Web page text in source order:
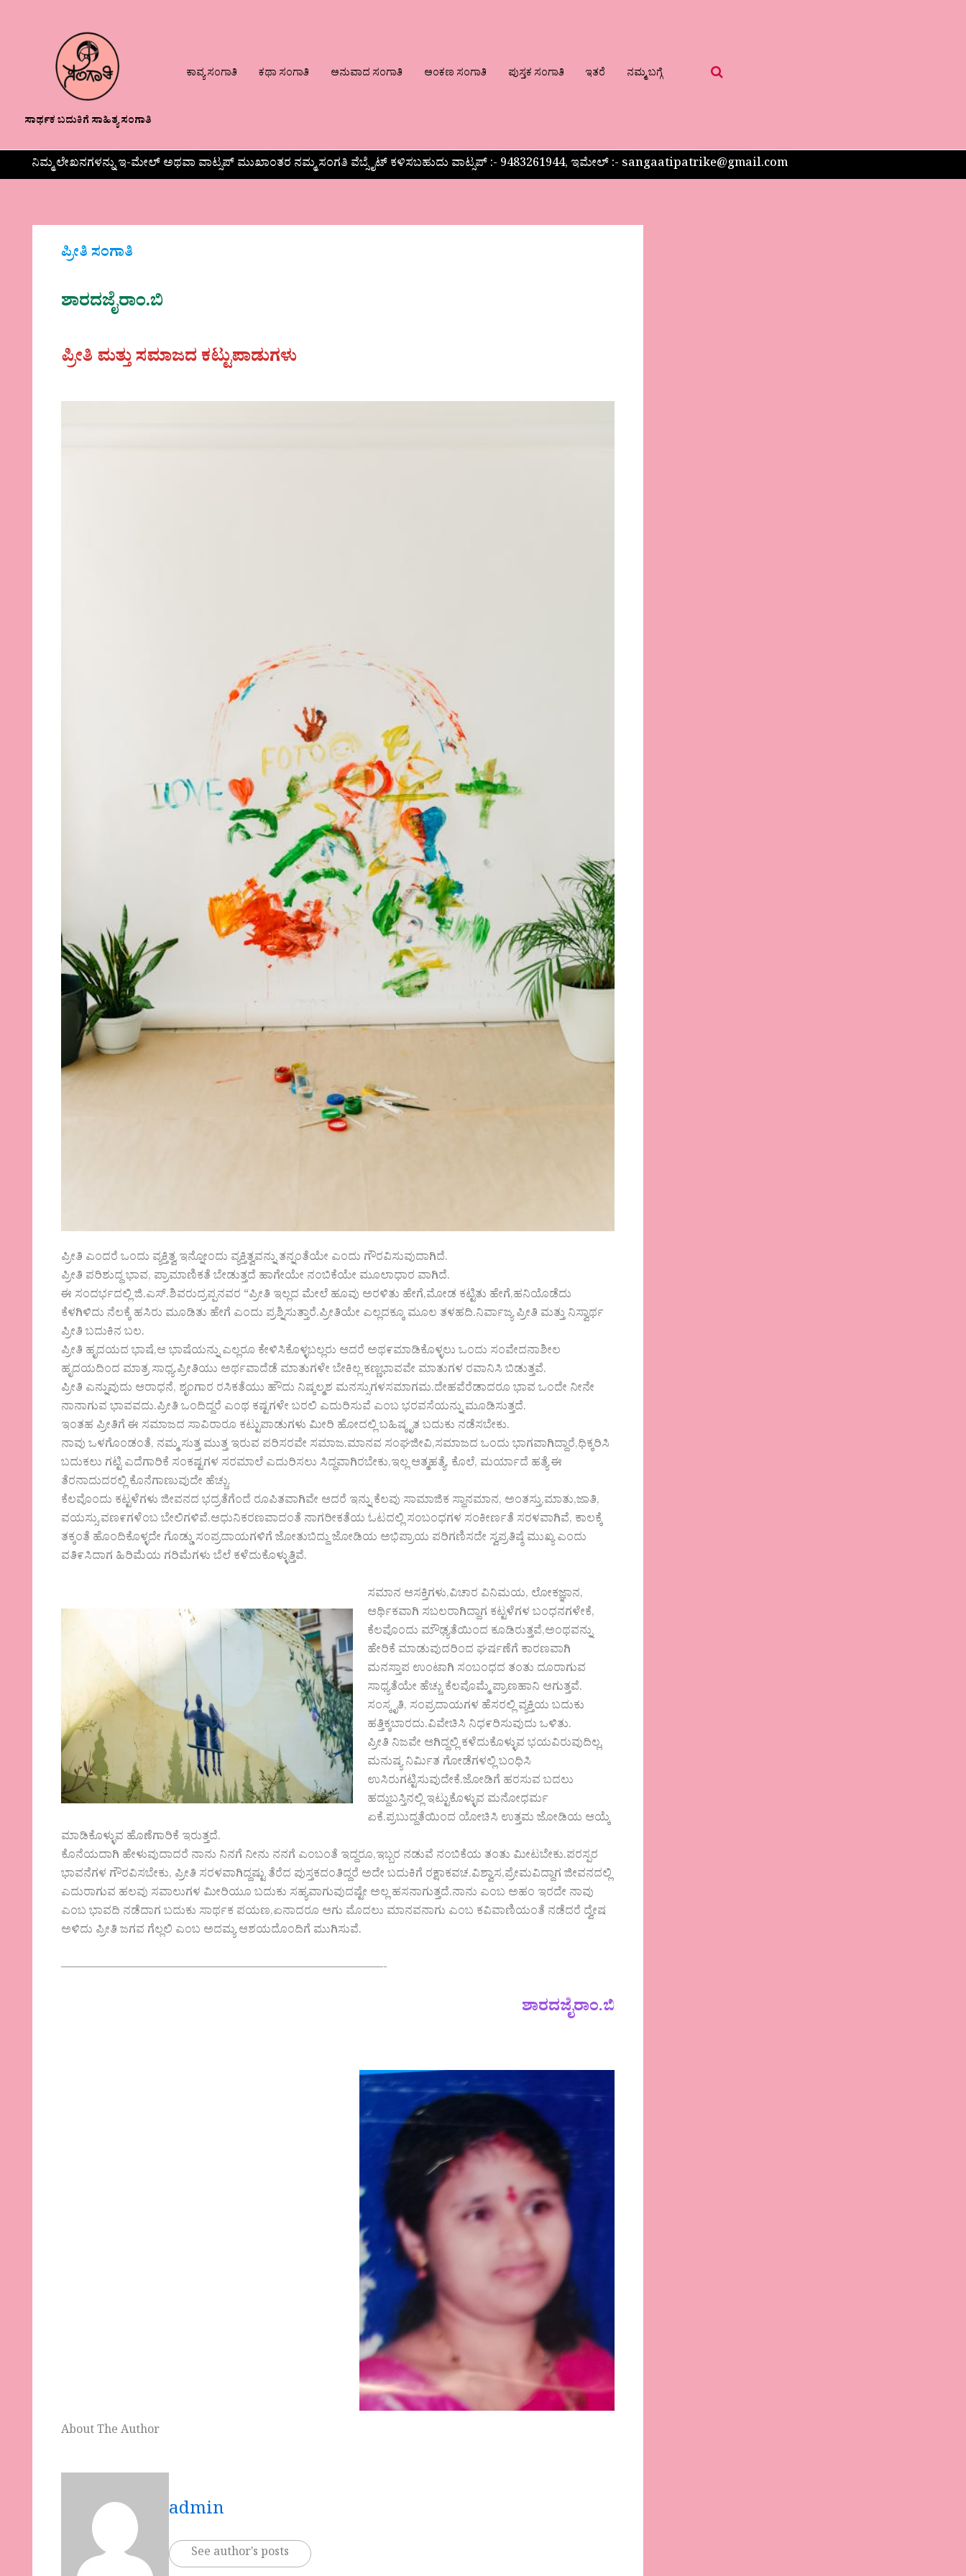
ಸಾರ್ಥಕ ಬದುಕಿಗೆ ಸಾಹಿತ್ಯ ಸಂಗಾತಿ
ಕಾವ್ಯ ಸಂಗಾತಿ ಕಥಾ ಸಂಗಾತಿ ಅನುವಾದ ಸಂಗಾತಿ ಅಂಕಣ ಸಂಗಾತಿ ಪುಸ್ತಕ ಸಂಗಾತಿ ಇತರೆ ನಮ್ಮ ಬಗ್ಗೆ
ನಿಮ್ಮ ಲೇಖನಗಳನ್ನು ಇ-ಮೇಲ್ ಅಥವಾ ವಾಟ್ಸಪ್ ಮುಖಾಂತರ ನಮ್ಮ ಸಂಗತಿ ವೆಬ್ಸೈಟ್ ಕಳಿಸಬಹುದು ವಾಟ್ಸಪ್‌ :- 9483261944, ಇಮೇಲ್ :- sangaatipatrike@gmail.com
ಪ್ರೀತಿ ಸಂಗಾತಿ
ಶಾರದಜೈರಾಂ.ಬಿ
ಪ್ರೀತಿ ಮತ್ತು ಸಮಾಜದ ಕಟ್ಟುಪಾಡುಗಳು
ಪ್ರೀತಿ ಎಂದರೆ ಒಂದು ವ್ಯಕ್ತಿತ್ವ ಇನ್ನೋಂದು ವ್ಯಕ್ತಿತ್ವವನ್ನು ತನ್ನಂತೆಯೇ ಎಂದು ಗೌರವಿಸುವುದಾಗಿದೆ.
ಪ್ರೀತಿ ಪರಿಶುದ್ಧ ಭಾವ, ಪ್ರಾಮಾಣಿಕತೆ ಬೇಡುತ್ತದೆ ಹಾಗೇಯೇ ನಂಬಿಕೆಯೇ ಮೂಲಾಧಾರ ವಾಗಿದೆ.
ಈ ಸಂದರ್ಭದಲ್ಲಿ ಜಿ.ಎಸ್.ಶಿವರುದ್ರಪ್ಪನವರ “ಪ್ರೀತಿ ಇಲ್ಲದ ಮೇಲೆ ಹೂವು ಅರಳಿತು ಹೇಗೆ,ಮೋಡ ಕಟ್ಟಿತು ಹೇಗೆ,ಹನಿಯೊಡೆದು
ಕೆಳಗಿಳಿದು ನೆಲಕ್ಕೆ ಹಸಿರು ಮೂಡಿತು ಹೇಗೆ ಎಂದು ಪ್ರಶ್ನಿಸುತ್ತಾರೆ.ಪ್ರೀತಿಯೇ ಎಲ್ಲದಕ್ಕೂ ಮೂಲ ತಳಹದಿ.ನಿರ್ವಾಜ್ಯ ಪ್ರೀತಿ ಮತ್ತು ನಿಸ್ವಾರ್ಥ
ಪ್ರೀತಿ ಬದುಕಿನ ಬಲ.
ಪ್ರೀತಿ ಹೃದಯದ ಭಾಷೆ,ಆ ಭಾಷೆಯನ್ನು ಎಲ್ಲರೂ ಕೇಳಿಸಿಕೊಳ್ಳಬಲ್ಲರು ಆದರೆ ಅಥ೯ಮಾಡಿಕೊಳ್ಳಲು ಒಂದು ಸಂವೇದನಾಶೀಲ
ಹೃದಯದಿಂದ ಮಾತ್ರ ಸಾಧ್ಯ.ಪ್ರೀತಿಯು ಅರ್ಥವಾದೆಡೆ ಮಾತುಗಳೇ ಬೇಕಿಲ್ಲ ಕಣ್ಣಭಾವವೇ ಮಾತುಗಳ ರವಾನಿಸಿ ಬಿಡುತ್ತವೆ.
ಪ್ರೀತಿ ಎನ್ನುವುದು ಆರಾಧನೆ, ಶೃಂಗಾರ ರಸಿಕತೆಯು ಹೌದು ನಿಷ್ಕಲ್ಮಶ ಮನಸ್ಸುಗಳಸಮಾಗಮ.ದೇಹವೆರೆಡಾದರೂ ಭಾವ ಒಂದೇ ನೀನೇ
ನಾನಾಗುವ ಭಾವವದು.ಪ್ರೀತಿ ಒಂದಿದ್ದರೆ ಎಂಥ ಕಷ್ಟಗಳೇ ಬರಲಿ ಎದುರಿಸುವೆ ಎಂಬ ಭರವಸೆಯನ್ನು ಮೂಡಿಸುತ್ತದೆ.
ಇಂತಹ ಪ್ರೀತಿಗೆ ಈ ಸಮಾಜದ ಸಾವಿರಾರೂ ಕಟ್ಟುಪಾಡುಗಳು ಮೀರಿ ಹೋದಲ್ಲಿ ಬಹಿಷ್ಕೃತ ಬದುಕು ನಡೆಸಬೇಕು.
ನಾವು ಒಳಗೊಂಡಂತೆ, ನಮ್ಮ ಸುತ್ತ ಮುತ್ತ ಇರುವ ಪರಿಸರವೇ ಸಮಾಜ.ಮಾನವ ಸಂಘಜೀವಿ,ಸಮಾಜದ ಒಂದು ಭಾಗವಾಗಿದ್ದಾರೆ,ಧಿಕ್ಕರಿಸಿ
ಬದುಕಲು ಗಟ್ಟಿ ಎದೆಗಾರಿಕೆ ಸಂಕಷ್ಟಗಳ ಸರಮಾಲೆ ಎದುರಿಸಲು ಸಿದ್ಧವಾಗಿರಬೇಕು,ಇಲ್ಲ ಆತ್ಮಹತ್ಯೆ, ಕೊಲೆ, ಮರ್ಯಾದೆ ಹತ್ಯೆ ಈ
ತೆರನಾದುದರಲ್ಲಿ ಕೊನೆಗಾಣುವುದೇ ಹೆಚ್ಚು.
ಕೆಲವೊಂದು ಕಟ್ಟಳೆಗಳು ಜೀವನದ ಭದ್ರತೆಗೆಂದೆ ರೂಪಿತವಾಗಿವೇ ಆದರೆ ಇನ್ನು ಕೆಲವು ಸಾಮಾಜಿಕ ಸ್ಥಾನಮಾನ, ಅಂತಸ್ತು,ಮಾತು,ಜಾತಿ,
ವಯಸ್ಸು,ವಣ೯ಗಳೆಂಬ ಬೇಲಿಗಳಿವೆ.ಆಧುನಿಕರಣವಾದಂತೆ ನಾಗರೀಕತೆಯ ಓಟದಲ್ಲಿ ಸಂಬಂಧಗಳ ಸಂಕೀರ್ಣತೆ ಸರಳವಾಗಿವೆ, ಕಾಲಕ್ಕೆ
ತಕ್ಕಂತೆ ಹೊಂದಿಕೊಳ್ಳದೇ ಗೊಡ್ಡು ಸಂಪ್ರದಾಯಗಳಿಗೆ ಜೋತುಬಿದ್ದು ಜೋಡಿಯ ಅಭಿಪ್ರಾಯ ಪರಿಗಣಿಸದೇ ಸ್ವಪ್ರತಿಷ್ಠೆ ಮುಖ್ಯ ಎಂದು
ವತಿ೯ಸಿದಾಗ ಹಿರಿಮೆಯ ಗರಿಮೆಗಳು ಬೆಲೆ ಕಳೆದುಕೊಳ್ಳುತ್ತಿವೆ.
ಸಮಾನ ಆಸಕ್ತಿಗಳು,ವಿಚಾರ ವಿನಿಮಯ, ಲೋಕಜ್ಞಾನ,
ಆರ್ಥಿಕವಾಗಿ ಸಬಲರಾಗಿದ್ದಾಗ ಕಟ್ಟಳೆಗಳ ಬಂಧನಗಳೇಕೆ,
ಕೆಲವೊಂದು ಮೌಢ್ಯತೆಯಿಂದ ಕೂಡಿರುತ್ತವೆ,ಅಂಥವನ್ನು
ಹೇರಿಕೆ ಮಾಡುವುದರಿಂದ ಘರ್ಷಣೆಗೆ ಕಾರಣವಾಗಿ
ಮನಸ್ತಾಪ ಉಂಟಾಗಿ ಸಂಬಂಧದ ತಂತು ದೂರಾಗುವ
ಸಾಧ್ಯತೆಯೇ ಹೆಚ್ಚು ಕೆಲವೊಮ್ಮೆ ಪ್ರಾಣಹಾನಿ ಆಗುತ್ತವೆ.
ಸಂಸ್ಕೃತಿ, ಸಂಪ್ರದಾಯಗಳ ಹೆಸರಲ್ಲಿ ವ್ಯಕ್ತಿಯ ಬದುಕು
ಹತ್ತಿಕ್ಕಬಾರದು.ವಿವೇಚಿಸಿ ನಿಧ೯ರಿಸುವುದು ಒಳಿತು.
ಪ್ರೀತಿ ನಿಜವೇ ಆಗಿದ್ದಲ್ಲಿ ಕಳೆದುಕೊಳ್ಳುವ ಭಯವಿರುವುದಿಲ್ಲ,
ಮನುಷ್ಯ ನಿರ್ಮಿತ ಗೋಡೆಗಳಲ್ಲಿ ಬಂಧಿಸಿ
ಉಸಿರುಗಟ್ಟಿಸುವುದೇಕೆ.ಜೋಡಿಗೆ ಹರಸುವ ಬದಲು
ಹದ್ದುಬಸ್ತಿನಲ್ಲಿ ಇಟ್ಟುಕೊಳ್ಳುವ ಮನೋಧರ್ಮ
ಏಕೆ.ಪ್ರಬುದ್ದತೆಯಿಂದ ಯೋಚಿಸಿ ಉತ್ತಮ ಜೋಡಿಯ ಆಯ್ಕೆ
ಮಾಡಿಕೊಳ್ಳುವ ಹೊಣೆಗಾರಿಕೆ ಇರುತ್ತದೆ.
ಕೊನೆಯದಾಗಿ ಹೇಳುವುದಾದರೆ ನಾನು ನಿನಗೆ ನೀನು ನನಗೆ ಎಂಬಂತೆ ಇದ್ದರೂ,ಇಬ್ಬರ ನಡುವೆ ನಂಬಿಕೆಯ ತಂತು ಮೀಟಬೇಕು.ಪರಸ್ಪರ
ಭಾವನೆಗಳ ಗೌರವಿಸಬೇಕು, ಪ್ರೀತಿ ಸರಳವಾಗಿದ್ದಷ್ಟು ತೆರೆದ ಪುಸ್ತಕದಂತಿದ್ದರೆ ಅದೇ ಬದುಕಿಗೆ ರಕ್ಷಾಕವಚ.ವಿಶ್ವಾಸ,ಪ್ರೇಮವಿದ್ದಾಗ ಜೀವನದಲ್ಲಿ
ಎದುರಾಗುವ ಹಲವು ಸವಾಲುಗಳ ಮೀರಿಯೂ ಬದುಕು ಸಹ್ಯವಾಗುವುದಷ್ಟೇ ಅಲ್ಲ ಹಸನಾಗುತ್ತದೆ.ನಾನು ಎಂಬ ಅಹಂ ಇರದೇ ನಾವು
ಎಂಬ ಭಾವದಿ ನಡೆದಾಗ ಬದುಕು ಸಾರ್ಥಕ ಪಯಣ,ಏನಾದರೂ ಆಗು ಮೊದಲು ಮಾನವನಾಗು ಎಂಬ ಕವಿವಾಣಿಯಂತೆ ನಡೆದರೆ ದ್ವೇಷ
ಅಳಿದು ಪ್ರೀತಿ ಜಗವ ಗೆಲ್ಲಲಿ ಎಂಬ ಅದಮ್ಯ ಆಶಯದೊಂದಿಗೆ ಮುಗಿಸುವೆ.
————————————————————————————-
ಶಾರದಜೈರಾಂ.ಬಿ
About The Author
admin
See author's posts